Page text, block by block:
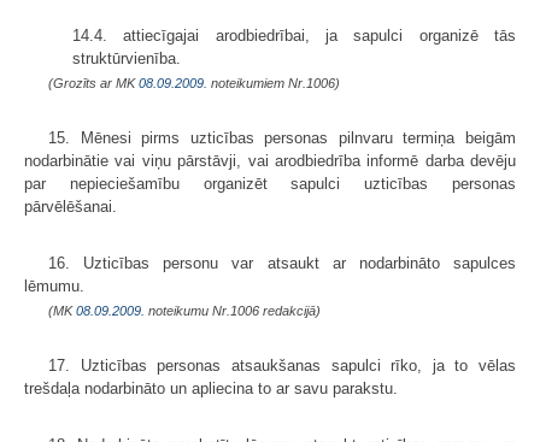
14.4. attiecīgajai arodbiedrībai, ja sapulci organizē tās
struktūrvienība.
(Grozīts ar MK08.09.2009. noteikumiem Nr.1006)
15. Mēnesi pirms uzticības personas pilnvaru termiņa beigām
nodarbinātie vai viņu pārstāvji, vai arodbiedrība informē darba devēju
par nepieciešamību organizēt sapulci uzticības personas
pārvēlēšanai.
16. Uzticības personu var atsaukt ar nodarbināto sapulces
lēmumu.
(MK08.09.2009. noteikumu Nr.1006 redakcijā)
17. Uzticības personas atsaukšanas sapulci rīko, ja to vēlas
trešdaļa nodarbināto un apliecina to ar savu parakstu.